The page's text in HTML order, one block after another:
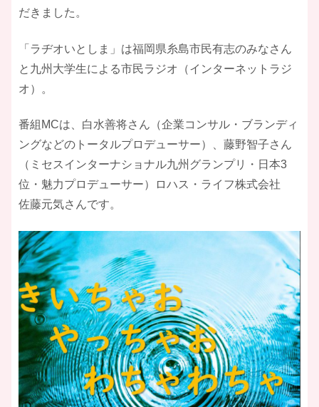
だきました。
「ラヂオいとしま」は福岡県糸島市民有志のみなさん
と九州大学生による市民ラジオ（インターネットラジ
オ）。
番組MCは、白水善将さん（企業コンサル・ブランディ
ングなどのトータルプロデューサー）、藤野智子さん
（ミセスインターナショナル九州グランプリ・日本3
位・魅力プロデューサー）ロハス・ライフ株式会社
佐藤元気さんです。